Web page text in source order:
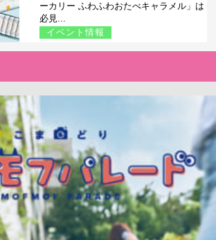
ーカリー ふわふわおたべキャラメル」は
必見...
イベント情報